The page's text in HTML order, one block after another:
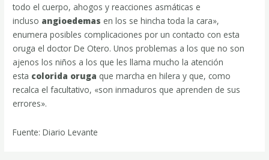
todo el cuerpo, ahogos y reacciones asmáticas e
incluso angioedemas en los se hincha toda la cara»,
enumera posibles complicaciones por un contacto con esta
oruga el doctor De Otero. Unos problemas a los que no son
ajenos los niños a los que les llama mucho la atención
esta colorida oruga que marcha en hilera y que, como
recalca el facultativo, «son inmaduros que aprenden de sus
errores».
Fuente: Diario Levante